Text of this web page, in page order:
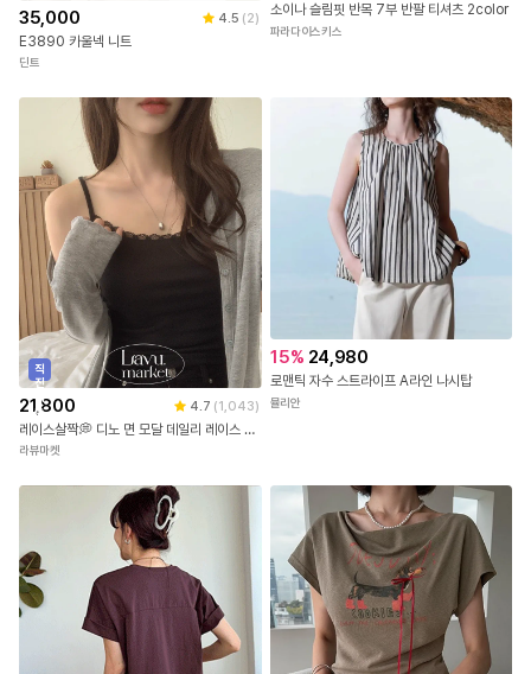
35,000 4.5 (2)
E3890 카울넥 니트
딘트
소이나 슬림핏 반목 7부 반팔 티셔츠 2color
파라다이스키스
직
진
배
송
21,800 4.7 (1,043)
레이스살짝💭 디노 면 모달 데일리 레이스 나시 3color [레이스나시/기본나시/슬리브리스/레이어드나시/민소매/이너나시/벚꽃룩]
라뷰마켓
15% 24,980
로맨틱 자수 스트라이프 A라인 나시탑
뮬리안